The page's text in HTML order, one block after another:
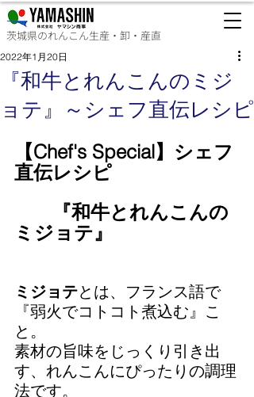
茨城県のれんこん生産・卸・産直
『和牛とれんこんのミジ
ョテ』～シェフ直伝レシピ
2022年1月20日
【Chef's Special】シェフ
直伝レシピ
『和牛とれんこんの
ミジョテ』
ミジョテとは、フランス語で
『弱火でコトコト煮込む』こ
と。
素材の旨味をじっくり引き出
す、れんこんにぴったりの調理
法です。